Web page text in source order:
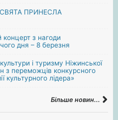
ПРИНЕСЛА
концерт з нагоди
дня – 8 березня
і туризму Ніжинської
з переможців конкурсного
культурного лідера»
Більше новин...